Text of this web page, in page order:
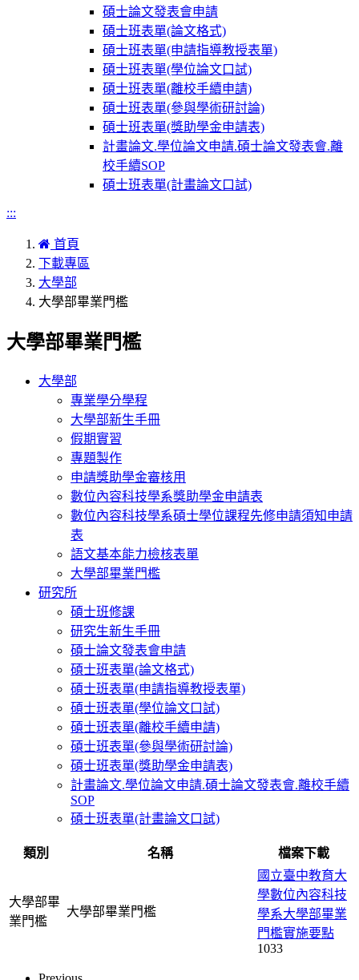
碩士論文發表會申請
碩士班表單(論文格式)
碩士班表單(申請指導教授表單)
碩士班表單(學位論文口試)
碩士班表單(離校手續申請)
碩士班表單(參與學術研討論)
碩士班表單(獎助學金申請表)
計畫論文.學位論文申請.碩士論文發表會.離
校手續SOP
碩士班表單(計畫論文口試)
:::
首頁
下載專區
大學部
大學部畢業門檻
大學部畢業門檻
大學部
專業學分學程
大學部新生手冊
假期實習
專題製作
申請獎助學金審核用
數位內容科技學系獎助學金申請表
數位內容科技學系碩士學位課程先修申請須知申請
表
語文基本能力檢核表單
大學部畢業門檻
研究所
碩士班修課
研究生新生手冊
碩士論文發表會申請
碩士班表單(論文格式)
碩士班表單(申請指導教授表單)
碩士班表單(學位論文口試)
碩士班表單(離校手續申請)
碩士班表單(參與學術研討論)
碩士班表單(獎助學金申請表)
計畫論文.學位論文申請.碩士論文發表會.離校手續
SOP
碩士班表單(計畫論文口試)
類別 名稱 檔案下載
大學部畢
業門檻
大學部畢業門檻
國立臺中教育大
學數位內容科技
學系大學部畢業
門檻實施要點
1033